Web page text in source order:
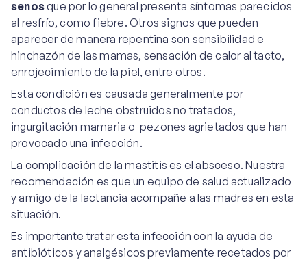
senosque por lo general presenta síntomas parecidos
al resfrío, como fiebre. Otros signos que pueden
aparecer de manera repentina son sensibilidad e
hinchazón de las mamas, sensación de calor al tacto,
enrojecimiento de la piel, entre otros.
Esta condición es causada generalmente por
conductos de leche obstruidos no tratados,
ingurgitación mamaria o pezones agrietados que han
provocado una infección.
La complicación de la mastitis es el absceso. Nuestra
recomendación es que un equipo de salud actualizado
y amigo de la lactancia acompañe a las madres en esta
situación.
Es importante tratar esta infección con la ayuda de
antibióticos y analgésicos previamente recetados por